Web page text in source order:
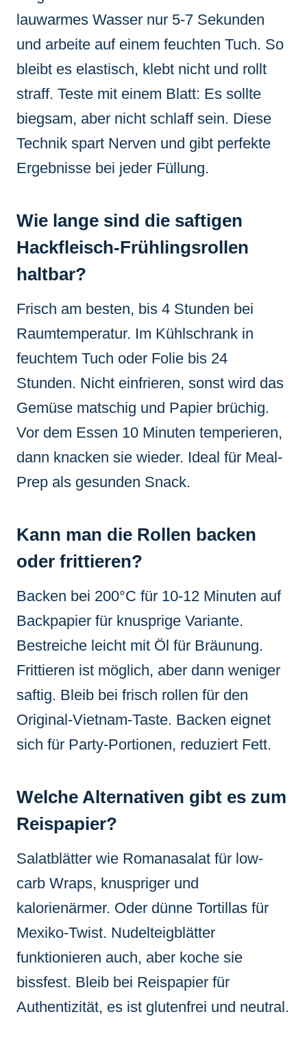
lauwarmes Wasser nur 5-7 Sekunden
und arbeite auf einem feuchten Tuch. So
bleibt es elastisch, klebt nicht und rollt
straff. Teste mit einem Blatt: Es sollte
biegsam, aber nicht schlaff sein. Diese
Technik spart Nerven und gibt perfekte
Ergebnisse bei jeder Füllung.
Wie lange sind die saftigen
Hackfleisch-Frühlingsrollen
haltbar?
Frisch am besten, bis 4 Stunden bei
Raumtemperatur. Im Kühlschrank in
feuchtem Tuch oder Folie bis 24
Stunden. Nicht einfrieren, sonst wird das
Gemüse matschig und Papier brüchig.
Vor dem Essen 10 Minuten temperieren,
dann knacken sie wieder. Ideal für Meal-
Prep als gesunden Snack.
Kann man die Rollen backen
oder frittieren?
Backen bei 200°C für 10-12 Minuten auf
Backpapier für knusprige Variante.
Bestreiche leicht mit Öl für Bräunung.
Frittieren ist möglich, aber dann weniger
saftig. Bleib bei frisch rollen für den
Original-Vietnam-Taste. Backen eignet
sich für Party-Portionen, reduziert Fett.
Welche Alternativen gibt es zum
Reispapier?
Salatblätter wie Romanasalat für low-
carb Wraps, knuspriger und
kalorienärmer. Oder dünne Tortillas für
Mexiko-Twist. Nudelteigblätter
funktionieren auch, aber koche sie
bissfest. Bleib bei Reispapier für
Authentizität, es ist glutenfrei und neutral.